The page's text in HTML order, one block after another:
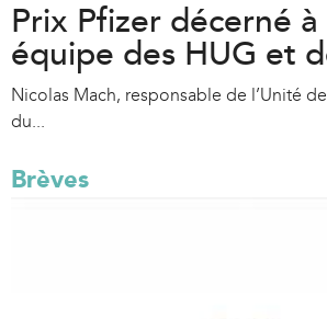
Prix Pfizer décerné à
équipe des HUG et
Nicolas Mach, responsable de l’Unité
du...
Brèves